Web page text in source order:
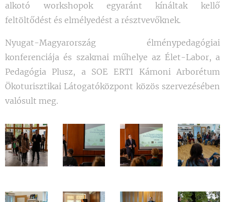
alkotó workshopok egyaránt kínáltak kellő
feltöltődést és elmélyedést a résztvevőknek.
Nyugat-Magyarország élménypedagógiai
konferenciája és szakmai műhelye az Élet-Labor, a
Pedagógia Plusz, a SOE ERTI Kámoni Arborétum
Ökoturisztikai Látogatóközpont közös szervezésében
valósult meg.